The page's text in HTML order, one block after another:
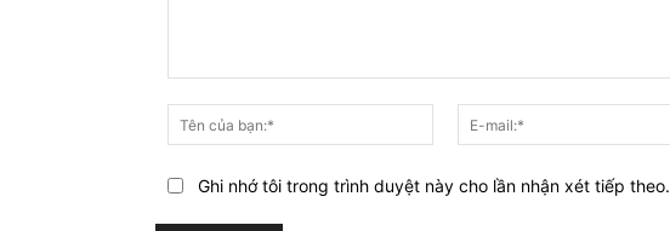
nghĩ
gì
bài
của
Ghi nhớ tôi trong trình duyệt này cho lần nhận xét tiếp theo.